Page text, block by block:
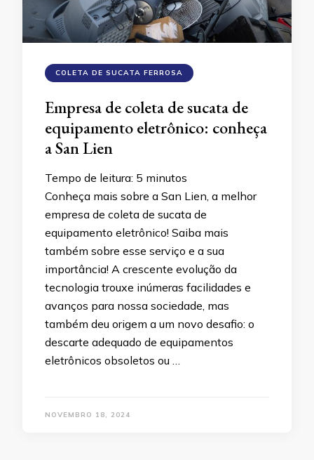
COLETA DE SUCATA FERROSA
Empresa de coleta de sucata de
equipamento eletrônico: conheça
a San Lien
Tempo de leitura: 5 minutos
Conheça mais sobre a San Lien, a melhor
empresa de coleta de sucata de
equipamento eletrônico! Saiba mais
também sobre esse serviço e a sua
importância! A crescente evolução da
tecnologia trouxe inúmeras facilidades e
avanços para nossa sociedade, mas
também deu origem a um novo desafio: o
descarte adequado de equipamentos
eletrônicos obsoletos ou …
NOVEMBRO 18, 2024